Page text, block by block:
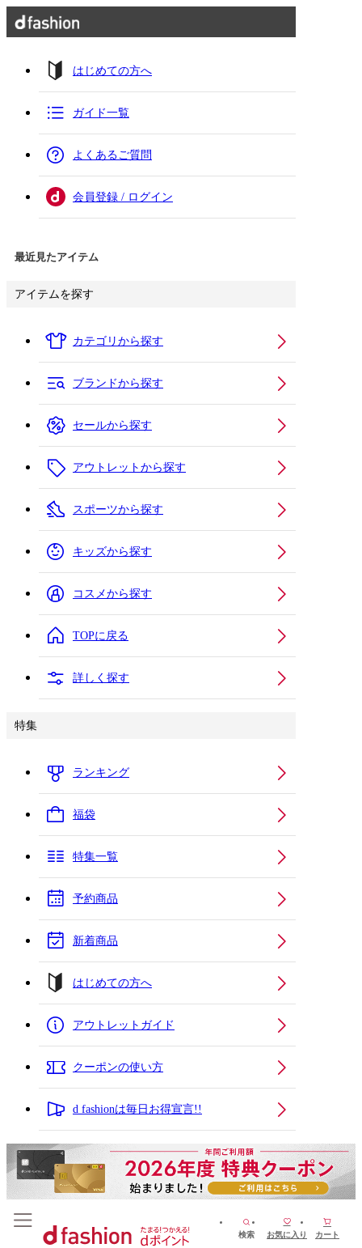
はじめての方へ
ガイド一覧
よくあるご質問
会員登録 / ログイン
最近見たアイテム
アイテムを探す
カテゴリから探す
ブランドから探す
セールから探す
アウトレットから探す
スポーツから探す
キッズから探す
コスメから探す
TOPに戻る
詳しく探す
特集
ランキング
福袋
特集一覧
予約商品
新着商品
はじめての方へ
アウトレットガイド
クーポンの使い方
d fashionは毎日お得宣言!!
検索 お気に入り カート